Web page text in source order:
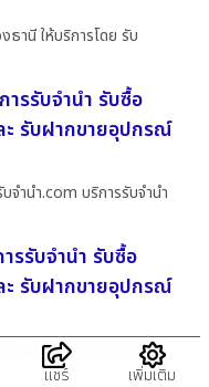
านี ให้บริการโดย รับ
รรับจำนำ รับซื้อ
รับฝากขายอุปกรณ์
จํานํา.com บริการรับจำนำ
รรับจำนำ รับซื้อ
รับฝากขายอุปกรณ์
จํานํา.com บริการรับจำนำ
แชร์ เพิ่มเติม